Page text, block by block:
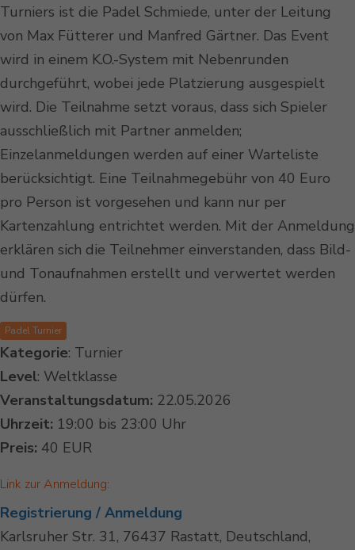
Turniers ist die Padel Schmiede, unter der Leitung
von Max Fütterer und Manfred Gärtner. Das Event
wird in einem K.O.-System mit Nebenrunden
durchgeführt, wobei jede Platzierung ausgespielt
wird. Die Teilnahme setzt voraus, dass sich Spieler
ausschließlich mit Partner anmelden;
Einzelanmeldungen werden auf einer Warteliste
berücksichtigt. Eine Teilnahmegebühr von 40 Euro
pro Person ist vorgesehen und kann nur per
Kartenzahlung entrichtet werden. Mit der Anmeldung
erklären sich die Teilnehmer einverstanden, dass Bild-
und Tonaufnahmen erstellt und verwertet werden
dürfen.
Padel Turnier
Kategorie: Turnier
Level: Weltklasse
Veranstaltungsdatum: 22.05.2026
Uhrzeit: 19:00 bis 23:00 Uhr
Preis: 40 EUR
Link zur Anmeldung:
Registrierung / Anmeldung
Karlsruher Str. 31, 76437 Rastatt, Deutschland,